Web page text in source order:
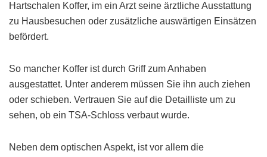
Hartschalen Koffer, im ein Arzt seine ärztliche Ausstattung
zu Hausbesuchen oder zusätzliche auswärtigen Einsätzen
befördert.
So mancher Koffer ist durch Griff zum Anhaben
ausgestattet. Unter anderem müssen Sie ihn auch ziehen
oder schieben. Vertrauen Sie auf die Detailliste um zu
sehen, ob ein TSA-Schloss verbaut wurde.
Neben dem optischen Aspekt, ist vor allem die